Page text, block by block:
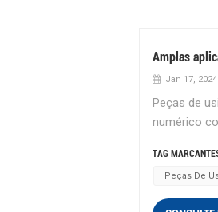
Amplas
Jan 17, 2024
Peças de
numérico
campos
setor
usinagem
TAG
Peças De